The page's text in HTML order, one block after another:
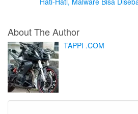
About The Author
TAPPI .COM